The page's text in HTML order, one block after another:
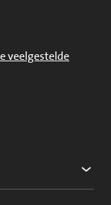
veelgestelde